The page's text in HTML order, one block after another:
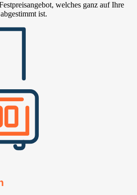
welches ganz auf Ihre
ist.